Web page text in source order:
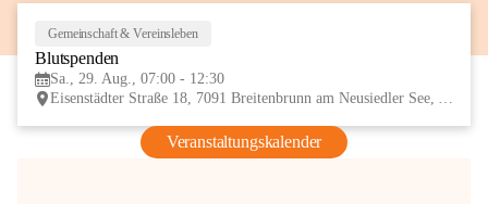
Gemeinschaft & Vereinsleben
Blutspenden
Sa., 29. Aug., 07:00 - 12:30
Eisenstädter Straße 18, 7091 Breitenbrunn am Neusiedler See, AUT
Veranstaltungskalender